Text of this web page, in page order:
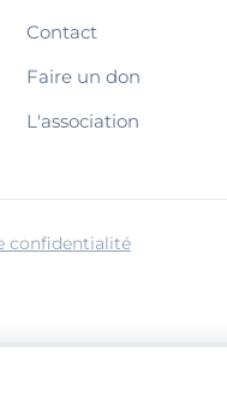
Contact
Faire un don
L'association
confidentialité